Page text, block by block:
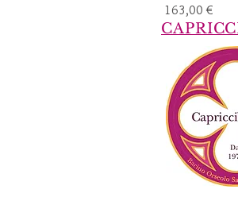
Prezzo
163,00 €